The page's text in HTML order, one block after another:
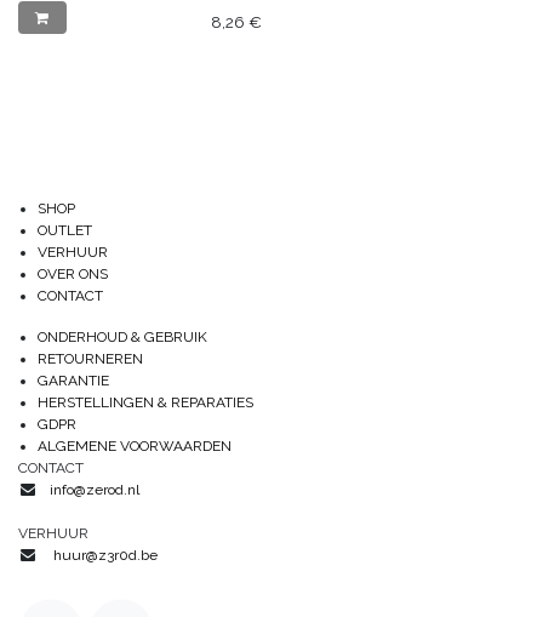
8,26 €
SHOP
OUTLET
VERHUUR
OVER ONS
CONTACT
ONDERHOUD & GEBRUIK
RETOURNEREN
GARANTIE
HERSTELLINGEN & REPARATIES
GDPR
ALGEMENE VOORWAARDEN
CONTACT
info@zerod.nl
VERHUUR
huur@z3r0d.be